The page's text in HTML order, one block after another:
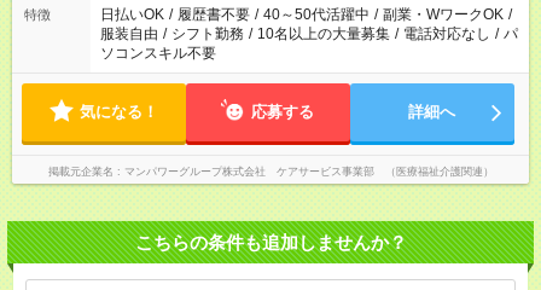
特徴 日払いOK / 履歴書不要 / 40～50代活躍中 / 副業・WワークOK /
服装自由 / シフト勤務 / 10名以上の大量募集 / 電話対応なし / パ
ソコンスキル不要
気になる！ 応募する 詳細へ
掲載元企業名 マンパワーグループ株式会社 ケアサービス事業部 （医療福祉介護関連）
こちらの条件も追加しませんか？